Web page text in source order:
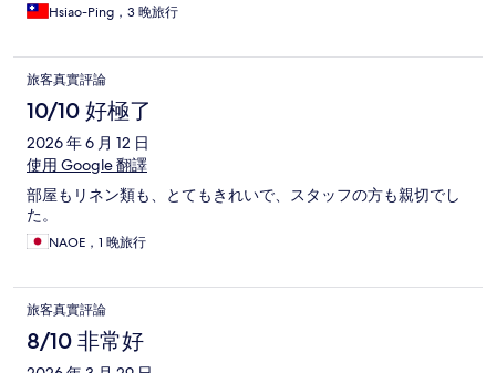
Hsiao-Ping，3 晚旅行
旅客真實評論
10/10 好極了
2026 年 6 月 12 日
使用 Google 翻譯
部屋もリネン類も、とてもきれいで、スタッフの方も親切でし
た。
NAOE，1 晚旅行
旅客真實評論
8/10 非常好